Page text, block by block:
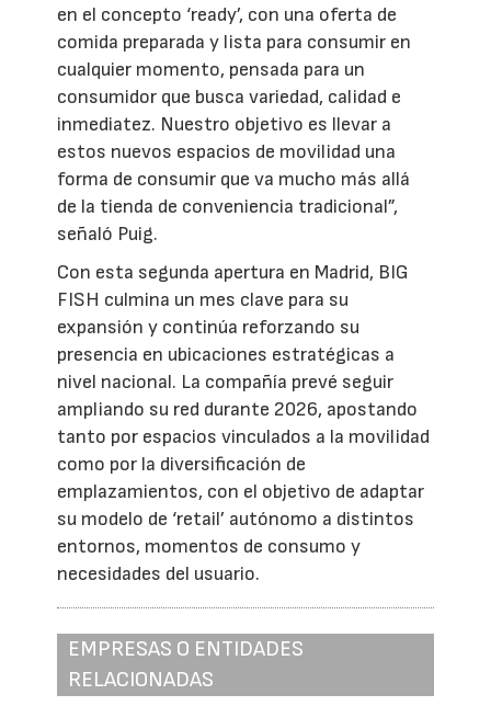
en el concepto ‘ready’, con una oferta de
comida preparada y lista para consumir en
cualquier momento, pensada para un
consumidor que busca variedad, calidad e
inmediatez. Nuestro objetivo es llevar a
estos nuevos espacios de movilidad una
forma de consumir que va mucho más allá
de la tienda de conveniencia tradicional”,
señaló Puig.
Con esta segunda apertura en Madrid, BIG
FISH culmina un mes clave para su
expansión y continúa reforzando su
presencia en ubicaciones estratégicas a
nivel nacional. La compañía prevé seguir
ampliando su red durante 2026, apostando
tanto por espacios vinculados a la movilidad
como por la diversificación de
emplazamientos, con el objetivo de adaptar
su modelo de ‘retail’ autónomo a distintos
entornos, momentos de consumo y
necesidades del usuario.
EMPRESAS O ENTIDADES
RELACIONADAS